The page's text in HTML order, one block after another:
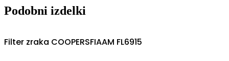
Podobni izdelki
Filter zraka COOPERSFIAAM FL6915